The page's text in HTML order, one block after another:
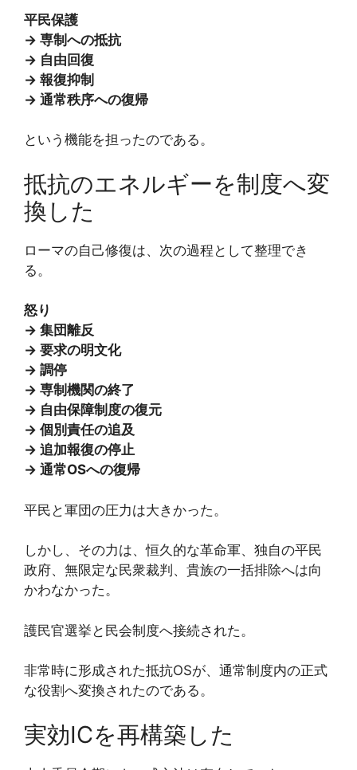
平民保護
→ 専制への抵抗
→ 自由回復
→ 報復抑制
→ 通常秩序への復帰
という機能を担ったのである。
抵抗のエネルギーを制度へ変
換した
ローマの自己修復は、次の過程として整理でき
る。
怒り
→ 集団離反
→ 要求の明文化
→ 調停
→ 専制機関の終了
→ 自由保障制度の復元
→ 個別責任の追及
→ 追加報復の停止
→ 通常OSへの復帰
平民と軍団の圧力は大きかった。
しかし、その力は、恒久的な革命軍、独自の平民
政府、無限定な民衆裁判、貴族の一括排除へは向
かわなかった。
護民官選挙と民会制度へ接続された。
非常時に形成された抵抗OSが、通常制度内の正式
な役割へ変換されたのである。
実効ICを再構築した